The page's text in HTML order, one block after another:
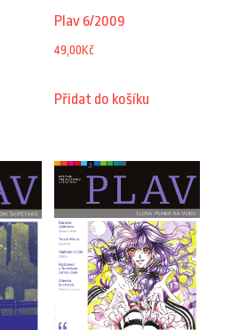
Plav 6/2009
49,00Kč
Přidat do košíku